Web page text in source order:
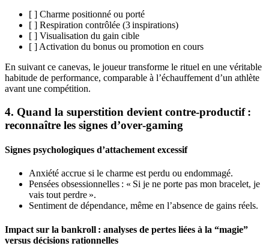
[ ] Charme positionné ou porté
[ ] Respiration contrôlée (3 inspirations)
[ ] Visualisation du gain cible
[ ] Activation du bonus ou promotion en cours
En suivant ce canevas, le joueur transforme le rituel en une véritable
habitude de performance, comparable à l’échauffement d’un athlète
avant une compétition.
4. Quand la superstition devient contre‑productif :
reconnaître les signes d’over‑gaming
Signes psychologiques d’attachement excessif
Anxiété accrue si le charme est perdu ou endommagé.
Pensées obsessionnelles : « Si je ne porte pas mon bracelet, je
vais tout perdre ».
Sentiment de dépendance, même en l’absence de gains réels.
Impact sur la bankroll : analyses de pertes liées à la “magie”
versus décisions rationnelles